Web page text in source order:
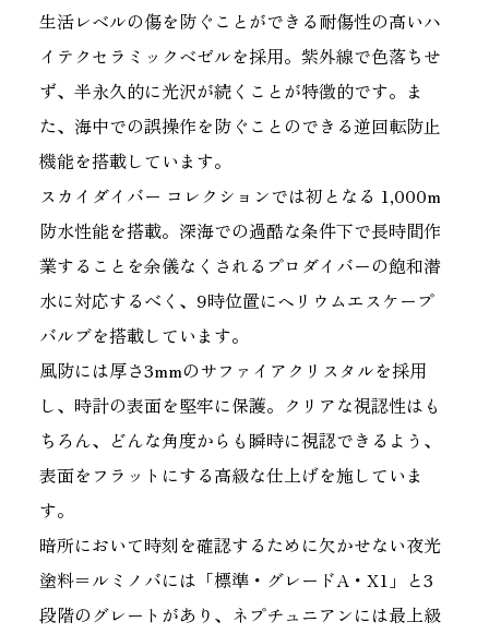
生活レベルの傷を防ぐことができる耐傷性の高いハ
イテクセラミックベゼルを採用。紫外線で色落ちせ
ず、半永久的に光沢が続くことが特徴的です。ま
た、海中での誤操作を防ぐことのできる逆回転防止
機能を搭載しています。
スカイダイバー コレクションでは初となる 1,000m
防水性能を搭載。深海での過酷な条件下で長時間作
業することを余儀なくされるプロダイバーの飽和潜
水に対応するべく、9時位置にヘリウムエスケープ
バルブを搭載しています。
風防には厚さ3mmのサファイアクリスタルを採用
し、時計の表面を堅牢に保護。クリアな視認性はも
ちろん、どんな角度からも瞬時に視認できるよう、
表面をフラットにする高級な仕上げを施していま
す。
暗所において時刻を確認するために欠かせない夜光
塗料＝ルミノバには「標準・グレードA・X1」と3
段階のグレートがあり、ネプチュニアンには最上級